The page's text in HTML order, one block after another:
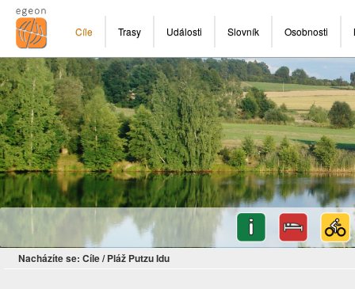
Cíle Trasy Události Slovník Osobnosti
Nacházíte se: Cíle/ Pláž Putzu Idu